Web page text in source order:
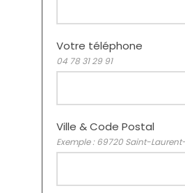
Votre téléphone
04 78 31 29 91
Ville & Code Postal
Exemple : 69720 Saint-